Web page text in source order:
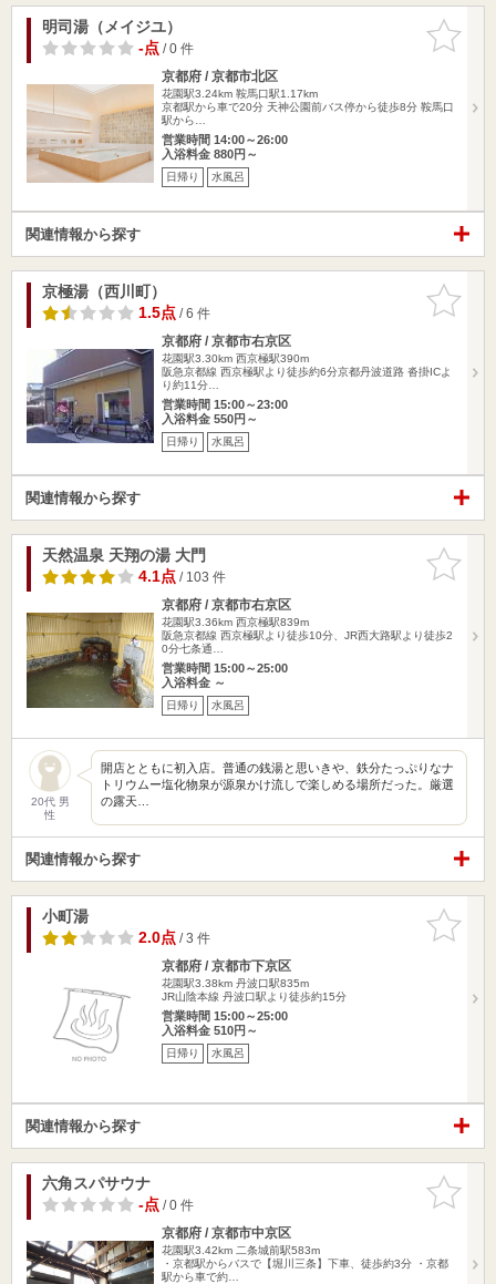
お気に入
りに追加
明司湯（メイジユ）
-点/ 0 件
京都府 / 京都市北区
花園駅3.24km 鞍馬口駅1.17km
京都駅から車で20分 天神公園前バス停から徒歩8分 鞍馬口
駅から…
営業時間 14:00～26:00
入浴料金 880円～
日帰り 水風呂
関連情報から探す
お気に入
りに追加
京極湯（西川町）
1.5点/ 6 件
京都府 / 京都市右京区
花園駅3.30km 西京極駅390m
阪急京都線 西京極駅より徒歩約6分京都丹波道路 沓掛ICよ
り約11分…
営業時間 15:00～23:00
入浴料金 550円～
日帰り 水風呂
関連情報から探す
お気に入
りに追加
天然温泉 天翔の湯 大門
4.1点/ 103 件
京都府 / 京都市右京区
花園駅3.36km 西京極駅839m
阪急京都線 西京極駅より徒歩10分、JR西大路駅より徒歩2
0分七条通…
営業時間 15:00～25:00
入浴料金 ～
日帰り 水風呂
20代 男
性
開店とともに初入店。普通の銭湯と思いきや、鉄分たっぷりなナ
トリウムー塩化物泉が源泉かけ流しで楽しめる場所だった。厳選
の露天…
関連情報から探す
お気に入
りに追加
小町湯
2.0点/ 3 件
京都府 / 京都市下京区
花園駅3.38km 丹波口駅835m
JR山陰本線 丹波口駅より徒歩約15分
営業時間 15:00～25:00
入浴料金 510円～
日帰り 水風呂
関連情報から探す
お気に入
りに追加
六角スパサウナ
-点/ 0 件
京都府 / 京都市中京区
花園駅3.42km 二条城前駅583m
・京都駅からバスで【堀川三条】下車、徒歩約3分 ・京都
駅から車で約…